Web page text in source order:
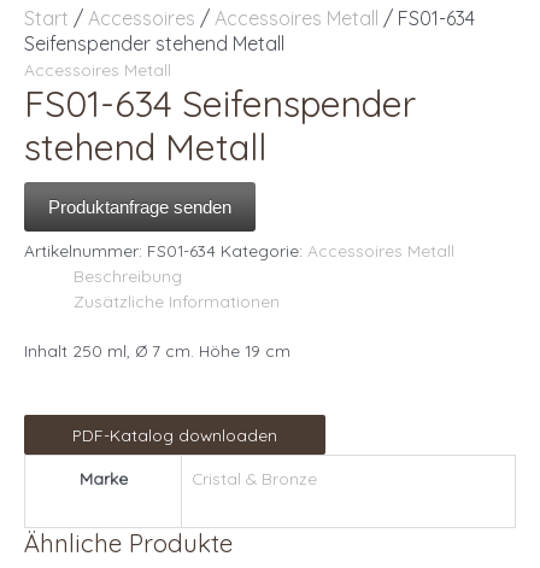
Start / Accessoires / Accessoires Metall / FS01-634
Seifenspender stehend Metall
Accessoires Metall
FS01-634 Seifenspender
stehend Metall
Produktanfrage senden
Artikelnummer: FS01-634 Kategorie: Accessoires Metall
Beschreibung
Zusätzliche Informationen
Inhalt 250 ml, Ø 7 cm. Höhe 19 cm
PDF-Katalog downloaden
Marke Cristal & Bronze
Ähnliche Produkte